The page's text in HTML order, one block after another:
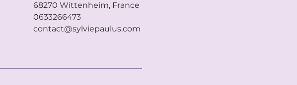
68270 Wittenheim, France
0633266473
contact@sylviepaulus.com